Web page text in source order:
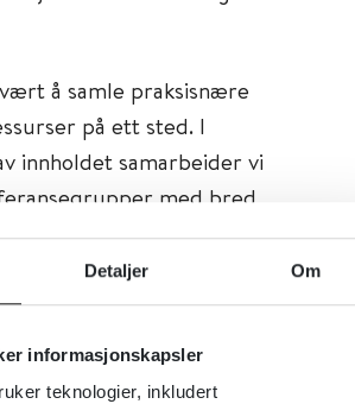
Detaljer Om
informasjonskapsler
teknologier, inkludert
å samle praksisnære
på ett sted. I
innholdet samarbeider vi
med bred
Dette bidrar til å gjøre
pålitelig og enkel å
Dysthe, ansvarlig redaktør